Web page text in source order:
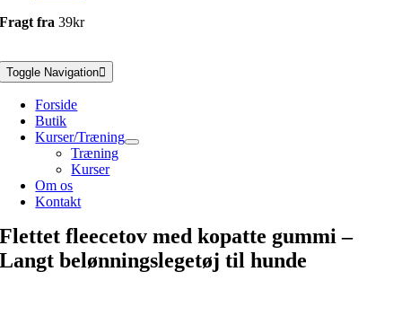
Fragt fra39kr
Toggle Navigation
Forside
Butik
Kurser/Træning
Træning
Kurser
Om os
Kontakt
Flettet fleecetov med kopatte gummi –
Langt belønningslegetøj til hunde